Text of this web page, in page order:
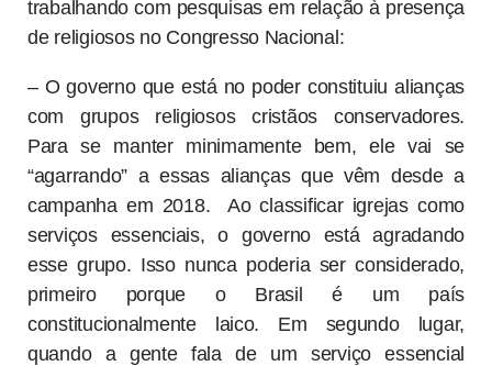
trabalhando com pesquisas em relação à presença
de religiosos no Congresso Nacional:
– O governo que está no poder constituiu alianças
com grupos religiosos cristãos conservadores.
Para se manter minimamente bem, ele vai se
“agarrando” a essas alianças que vêm desde a
campanha em 2018. Ao classificar igrejas como
serviços essenciais, o governo está agradando
esse grupo. Isso nunca poderia ser considerado,
primeiro porque o Brasil é um país
constitucionalmente laico. Em segundo lugar,
quando a gente fala de um serviço essencial